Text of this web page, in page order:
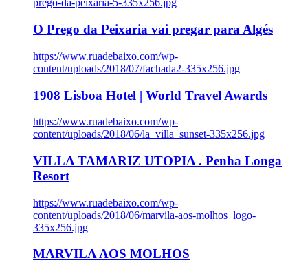
prego-da-peixaria-5-335x256.jpg
O Prego da Peixaria vai pregar para Algés
https://www.ruadebaixo.com/wp-
content/uploads/2018/07/fachada2-335x256.jpg
1908 Lisboa Hotel | World Travel Awards
https://www.ruadebaixo.com/wp-
content/uploads/2018/06/la_villa_sunset-335x256.jpg
VILLA TAMARIZ UTOPIA . Penha Longa
Resort
https://www.ruadebaixo.com/wp-
content/uploads/2018/06/marvila-aos-molhos_logo-
335x256.jpg
MARVILA AOS MOLHOS